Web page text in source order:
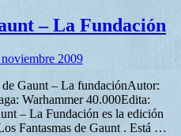
– La Fundación
2009
Gaunt – La fundaciónAutor:
Warhammer 40.000Edita:
– La Fundación es la edición
Fantasmas de Gaunt . Está …